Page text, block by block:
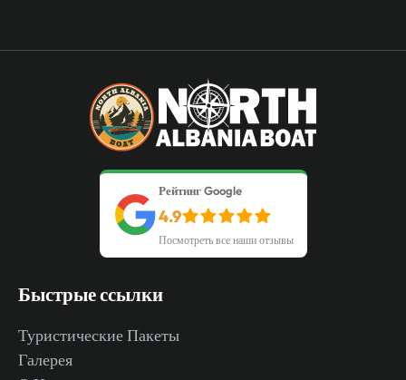
Рейтинг Google
4.9
Посмотреть все наши отзывы
Быстрые ссылки
Туристические Пакеты
Галерея